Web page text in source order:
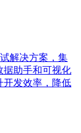
解决方案，集
据助手和可视化
开发效率，降低